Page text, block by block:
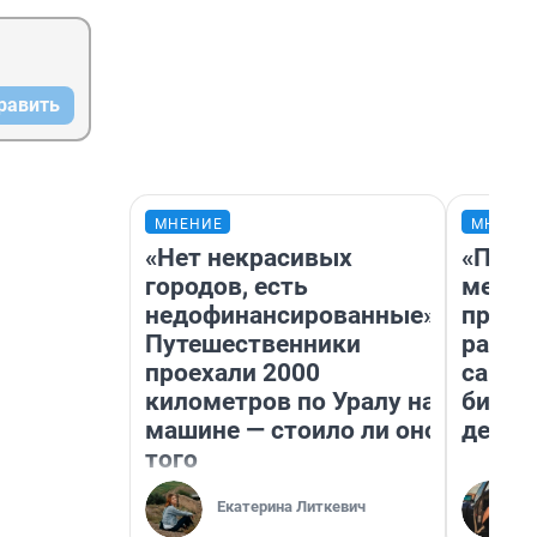
МНЕНИЕ
«Нет некрасивых
городов, есть
недофинансированные».
Путешественники
проехали 2000
километров по Уралу на
машине — стоило ли оно
того
Екатерина Литкевич